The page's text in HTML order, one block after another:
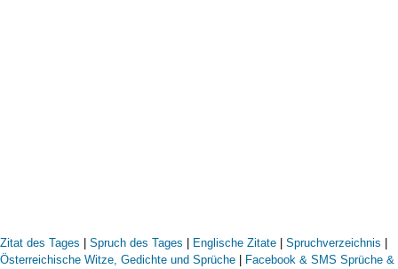
Zitat des Tages Spruch des Tages Englische Zitate Spruchverzeichnis
Österreichische Witze, Gedichte und Sprüche
Facebook & SMS Sprüche &